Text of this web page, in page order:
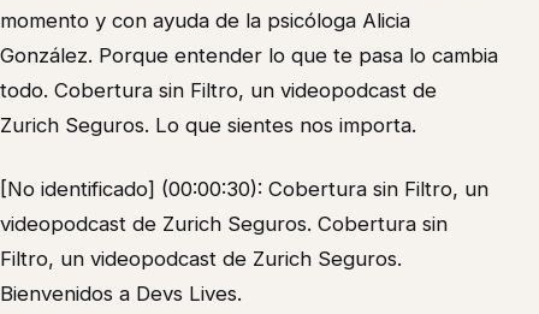
momento y con ayuda de la psicóloga Alicia
González. Porque entender lo que te pasa lo cambia
todo. Cobertura sin Filtro, un videopodcast de
Zurich Seguros. Lo que sientes nos importa.
[No identificado] (00:00:30): Cobertura sin Filtro, un
videopodcast de Zurich Seguros. Cobertura sin
Filtro, un videopodcast de Zurich Seguros.
Bienvenidos a Devs Lives.